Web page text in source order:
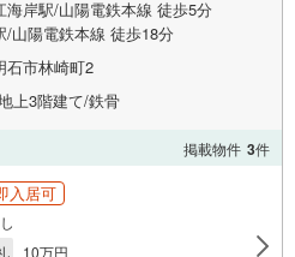
海岸駅/山陽電鉄本線 徒歩5分
/山陽電鉄本線 徒歩18分
石市林崎町2
上3階建て/鉄骨
掲載物件 3件
入居可
10万円